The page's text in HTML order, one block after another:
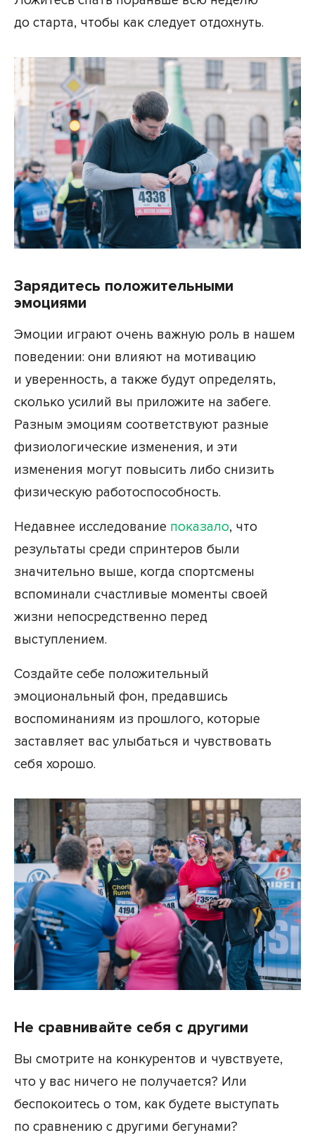
до старта, чтобы как следует отдохнуть.
Зарядитесь положительными
эмоциями
Эмоции играют очень важную роль в нашем
поведении: они влияют на мотивацию
и уверенность, а также будут определять,
сколько усилий вы приложите на забеге.
Разным эмоциям соответствуют разные
физиологические изменения, и эти
изменения могут повысить либо снизить
физическую работоспособность.
Недавнее исследование показало, что
результаты среди спринтеров были
значительно выше, когда спортсмены
вспоминали счастливые моменты своей
жизни непосредственно перед
выступлением.
Создайте себе положительный
эмоциональный фон, предавшись
воспоминаниям из прошлого, которые
заставляет вас улыбаться и чувствовать
себя хорошо.
Не сравнивайте себя с другими
Вы смотрите на конкурентов и чувствуете,
что у вас ничего не получается? Или
беспокоитесь о том, как будете выступать
по сравнению с другими бегунами?